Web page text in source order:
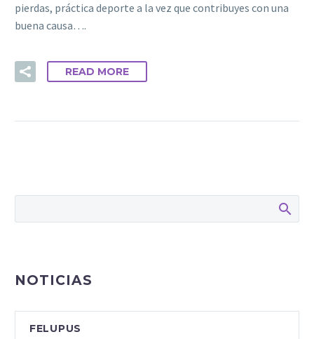
pierdas, práctica deporte a la vez que contribuyes con una
buena causa….
READ MORE
NOTICIAS
FELUPUS